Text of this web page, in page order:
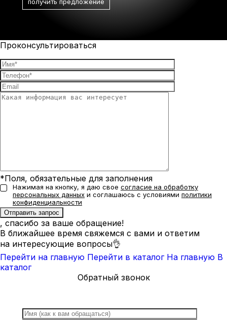
Проконсультироваться
*Поля, обязательные для заполнения
Нажимая на кнопку, я даю свое согласие на обработку
персональных данных и соглашаюсь с условиями политики
конфиденциальности
, спасибо за ваше обращение!
В ближайшее время свяжемся с вами и ответим
на интересующие вопросы👌
Перейти на главную Перейти в каталог На главную В
каталог
Обратный звонок